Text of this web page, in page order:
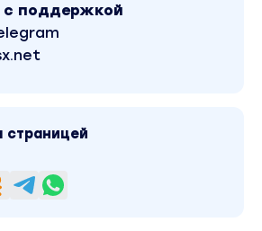
OKR и зачем
востребована в
время
с поддержкой
страницей